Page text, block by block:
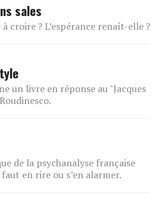
sales
croire ? L’espérance renaît-elle ?
un livre en réponse au "Jacques
de la psychanalyse française
en rire ou s’en alarmer.